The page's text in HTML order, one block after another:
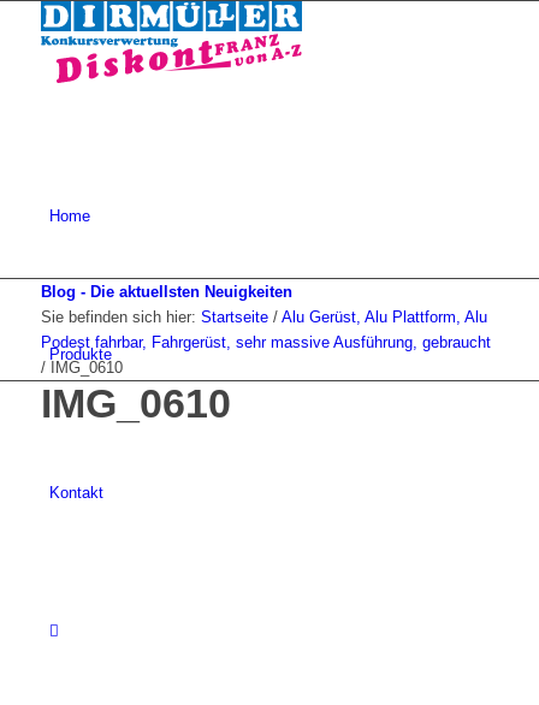
Home
Produkte
Kontakt
Blog - Die aktuellsten Neuigkeiten
Sie befinden sich hier: Startseite / Alu Gerüst, Alu Plattform, Alu
Podest fahrbar, Fahrgerüst, sehr massive Ausführung, gebraucht
/
IMG_0610
IMG_0610